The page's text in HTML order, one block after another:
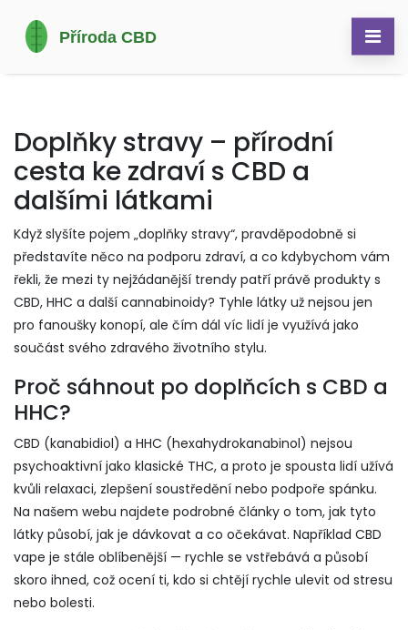
Doplňky stravy – přírodní
cesta ke zdraví s CBD a
dalšími látkami
Když slyšíte pojem „doplňky stravy“, pravděpodobně si
představíte něco na podporu zdraví, a co kdybychom vám
řekli, že mezi ty nejžádanější trendy patří právě produkty s
CBD, HHC a další cannabinoidy? Tyhle látky už nejsou jen
pro fanoušky konopí, ale čím dál víc lidí je využívá jako
součást svého zdravého životního stylu.
Proč sáhnout po doplňcích s CBD a
HHC?
CBD (kanabidiol) a HHC (hexahydrokanabinol) nejsou
psychoaktivní jako klasické THC, a proto je spousta lidí užívá
kvůli relaxaci, zlepšení soustředění nebo podpoře spánku.
Na našem webu najdete podrobné články o tom, jak tyto
látky působí, jak je dávkovat a co očekávat. Například CBD
vape je stále oblíbenější — rychle se vstřebává a působí
skoro ihned, což ocení ti, kdo si chtějí rychle ulevit od stresu
nebo bolesti.